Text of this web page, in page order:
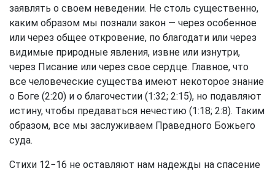
заявлять о своем неведении. Не столь существенно,
каким образом мы познали закон — через особенное
или через общее откровение, по благодати или через
видимые природные явления, извне или изнутри,
через Писание или через свое сердце. Главное, что
все человеческие существа имеют некоторое знание
о Боге (2:20) и о благочестии (1:32; 2:15), но подавляют
истину, чтобы предаваться нечестию (1:18; 2:8). Таким
образом, все мы заслуживаем Праведного Божьего
суда.
Стихи 12−16 не оставляют нам надежды на спасение